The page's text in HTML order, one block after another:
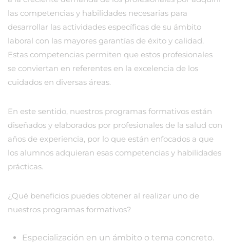
las competencias y habilidades necesarias para
desarrollar las actividades específicas de su ámbito
laboral con las mayores garantías de éxito y calidad.
Estas competencias permiten que estos profesionales
se conviertan en referentes en la excelencia de los
cuidados en diversas áreas.
En este sentido, nuestros programas formativos están
diseñados y elaborados por profesionales de la salud con
años de experiencia, por lo que están enfocados a que
los alumnos adquieran esas competencias y habilidades
prácticas.
¿Qué beneficios puedes obtener al realizar uno de
nuestros programas formativos?
Especialización en un ámbito o tema concreto.